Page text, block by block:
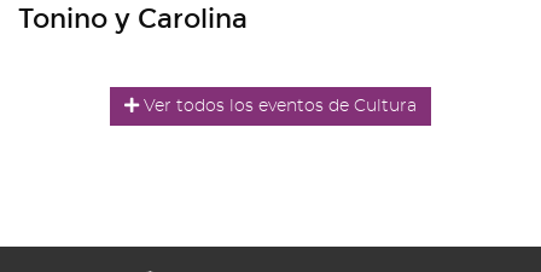
Tonino y Carolina
Ver todos los eventos de Cultura